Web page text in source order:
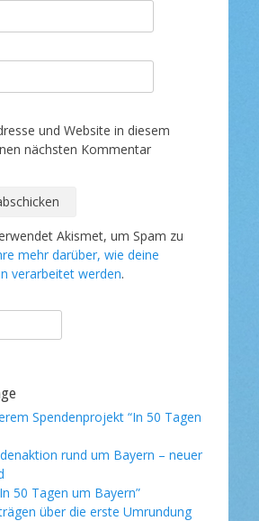
und Website in diesem
nächsten Kommentar
Akismet, um Spam zu
mehr darüber, wie deine
verarbeitet werden.
Spendenprojekt “In 50 Tagen
rund um Bayern – neuer
50 Tagen um Bayern”
über die erste Umrundung